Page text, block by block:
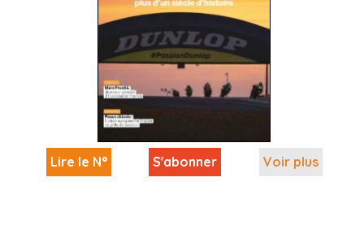
Lire le N° S'abonner Voir plus